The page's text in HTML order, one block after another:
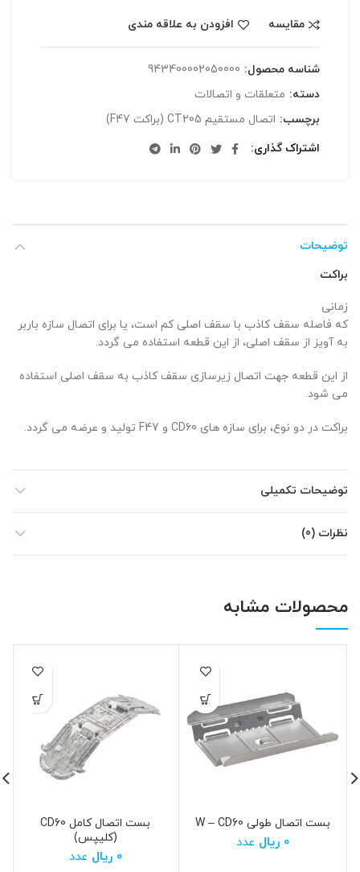
مقایسه افزودن به علاقه مندی
شناسه محصول: 943400002050000
دسته: متعلقات و اتصالات
برچسب: اتصال مستقیم CT205 (براکت F47)
اشتراک گذاری
توضیحات
براکت
زمانی
که فاصله سقف کاذب با سقف اصلی کم است، یا برای اتصال سازه باربر
به آویز از سقف اصلی، از این قطعه استفاده می گردد.
از این قطعه جهت اتصال زیرسازی سقف کاذب به سقف اصلی استفاده
می شود.
براکت در دو نوع، برای سازه های CD60 و F47 تولید و عرضه می گردد.
توضیحات تکمیلی
نظرات (0)
محصولات مشابه
بست اتصال طولی W – CD60
0 ریال عدد
بست اتصال کامل CD60
(کلیپس)
0 ریال عدد